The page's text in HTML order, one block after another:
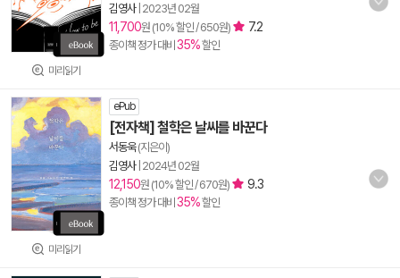
미리읽기
김영사| 2023년 02월
11,700원 (10% 할인 / 650원) 7.2
종이책 정가 대비 35%할인
미리읽기
ePub
[전자책] 철학은 날씨를 바꾼다
서동욱(지은이)
김영사| 2024년 02월
12,150원 (10% 할인 / 670원) 9.3
종이책 정가 대비 35%할인